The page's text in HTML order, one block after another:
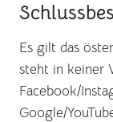
Es gilt das
steht in keiner
Facebook/
Google/